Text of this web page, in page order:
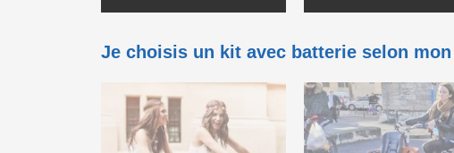
Je choisis un kit avec batterie selon